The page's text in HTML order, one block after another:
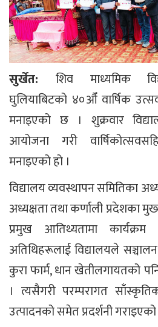
सुर्खेत: शिव माध्यमिक
घुलियाबिटको ४०औँ वार्षिक
मनाइएको छ । शुक्रवार
आयोजना गरी
मनाइएको हो ।
विद्यालय व्यवस्थापन समितिका
अध्यक्षता तथा कर्णाली प्रदेशका
प्रमुख आतिथ्यतामा
अतिथिहरूलाई विद्यालयले
कुरा फार्म, धान खेतीलगायतको
। त्यसैगरी परम्परागत
उत्पादनको समेत प्रदर्शनी गराइएको